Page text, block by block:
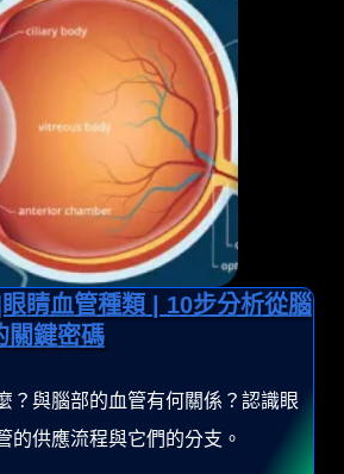
睛血管種類 | 10步分析從腦
關鍵密碼
？與腦部的血管有何關係？認識眼
的供應流程與它們的分支。